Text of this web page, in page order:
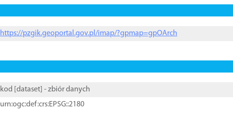
https://pzgik.geoportal.gov.pl/imap/?gpmap=gpOArch
kod [ dataset ] - zbiór danych
urn:ogc:def:crs:EPSG::2180